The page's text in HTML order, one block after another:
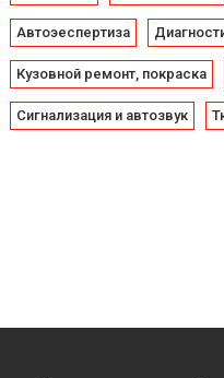
Автоэеспертиза
Кузовной ремонт, покраска
Сигнализация и автозвук